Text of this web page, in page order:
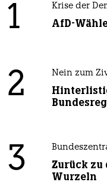
1 Krise der
AfD-
2 Nein zum
3
Zurück
Wurzeln